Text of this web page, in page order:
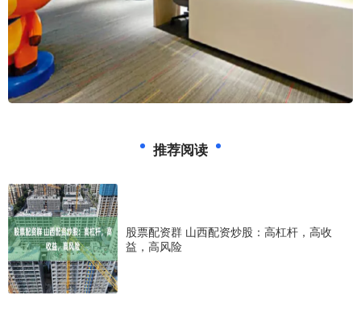
推荐阅读
股票配资群 山西配资炒股：高杠杆，高收
益，高风险